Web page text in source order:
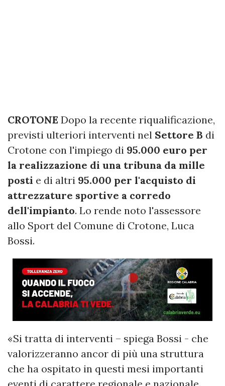
CROTONE Dopo la recente riqualificazione,
previsti ulteriori interventi nel Settore B di
Crotone con l'impiego di 95.000 euro per
la realizzazione di una tribuna da mille
posti e di altri 95.000 per l'acquisto di
attrezzature sportive a corredo
dell'impianto. Lo rende noto l'assessore
allo Sport del Comune di Crotone, Luca
Bossi.
«Si tratta di interventi – spiega Bossi - che
valorizzeranno ancor di più una struttura
che ha ospitato in questi mesi importanti